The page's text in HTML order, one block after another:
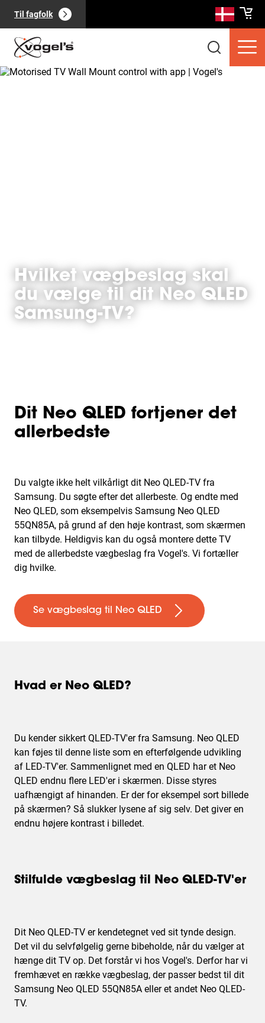
Til fagfolk
Hvilket vægbeslag skal
du vælge til dit Neo QLED
Samsung-TV?
Dit Neo QLED fortjener det
allerbedste
Du valgte ikke helt vilkårligt dit Neo QLED-TV fra
Samsung. Du søgte efter det allerbeste. Og endte med
Neo QLED, som eksempelvis Samsung Neo QLED
55QN85A, på grund af den høje kontrast, som skærmen
kan tilbyde. Heldigvis kan du også montere dette TV
med de allerbedste vægbeslag fra Vogel's. Vi fortæller
dig hvilke.
Se vægbeslag til Neo QLED
Hvad er Neo QLED?
Du kender sikkert QLED-TV'er fra Samsung. Neo QLED
kan føjes til denne liste som en efterfølgende udvikling
af LED-TV'er. Sammenlignet med en QLED har et Neo
QLED endnu flere LED'er i skærmen. Disse styres
uafhængigt af hinanden. Er der for eksempel sort billede
på skærmen? Så slukker lysene af sig selv. Det giver en
endnu højere kontrast i billedet.
Stilfulde vægbeslag til Neo QLED-TV'er
Dit Neo QLED-TV er kendetegnet ved sit tynde design.
Det vil du selvfølgelig gerne bibeholde, når du vælger at
hænge dit TV op. Det forstår vi hos Vogel's. Derfor har vi
fremhævet en række vægbeslag, der passer bedst til dit
Samsung Neo QLED 55QN85A eller et andet Neo QLED-
TV.